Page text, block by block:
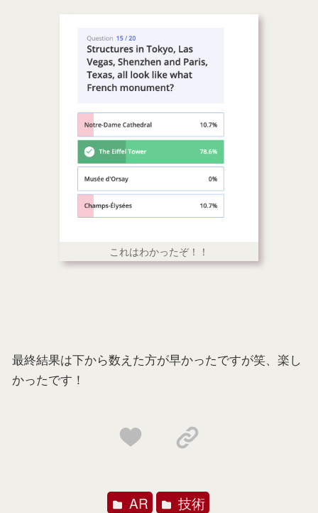
これはわかったぞ！！
最終結果は下から数えた方が早かったですが笑、楽し
かったです！
AR 技術